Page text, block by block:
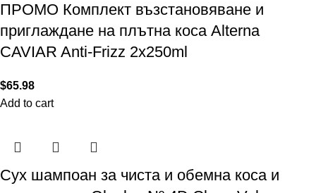
ПРОМО Комплект възстановяване и
приглаждане на плътна коса Alterna
CAVIAR Anti-Frizz 2х250ml
$65.98
Add to cart
Сух шампоан за чиста и обемна коса и